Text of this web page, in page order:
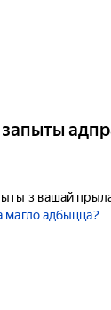
з вашай
магло адбыцца?